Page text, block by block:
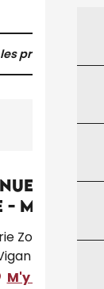
prestations
M.
Zone
M'y rendre